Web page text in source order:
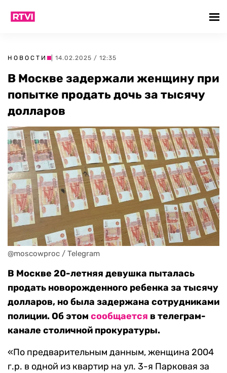
НОВОСТИ | 14.02.2025 / 12:35
В Москве задержали женщину при
попытке продать дочь за тысячу
долларов
@moscowproc / Telegram
В Москве 20-летняя девушка пыталась
продать новорожденного ребенка за тысячу
долларов, но была задержана сотрудниками
полиции. Об этом сообщается в телеграм-
канале столичной прокуратуры.
«По предварительным данным, женщина 2004
г.р. в одной из квартир на ул. 3-я Парковая за